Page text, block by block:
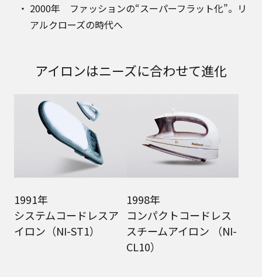
2000年 ファッションの“スーパーフラット化”。リ
アルクローズの時代へ
アイロンはニーズに合わせて進化
1991年
システムコードレスア
イロン（NI-ST1）
1998年
コンパクトコードレス
スチームアイロン （NI-
CL10）